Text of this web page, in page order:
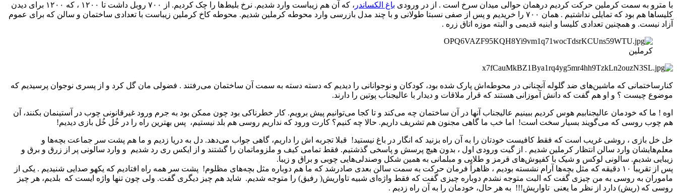
با مترو به سمت کرملین حرکت کردیم درهمان حوالی میدان سرخ است . از در ورودی باغ الکساندر
، که آن هم زیباست وارد شدیم. نرخ بلیط‌ها را چک کردیم. از ۷۰۰ روبل داشت تا ۱۲۰۰ ، که ۱۲۰۰ برای دیدن
کلیساها هم بود که تمایلی نداشتیم . همان ۷۰۰ را خریدیم و پس از صفی نسبتا طولانی و با چند مدل بازرسی وارد محوطه کرملین شدیم. محوطه کاخ کرملین زیباست با تعدادی ساختمان و سالن که برای عموم
آزاد نیست. و همچنین تعدادی کلیسا و ابنیه قدیمی و البته موزه اتاق زره .
کرملین
کنارساختمانی که ماشین‌های ضد گلوله آنچنانی در محوطه‌اش پارک شده بود، کودکان و نوجوانانی را دیدیم که دسته دسته به سمت آن ساختمان می‌رفتند . فضولی مان گل کرد و از پسری نوجوان پرسیدیم که
موضوع چیست ؟ و او هم گفت که دانش آموزانی هستند که قرار ملاقات و دیدار با عالیجناب پوتین را دارند.
اوه ! ما که خودمان عالیجنابیم هوس کردیم ببینیم عالیجناب آنها در آن ساختمان چه می‌کند و تا کجا می‌توانیم پیش برویم. کار خطرناکی بود چون ممکن بود به جرم ورود غیرقانونی چوب در آستینمان بکنند، آن
هم چوب روسی که می‌گویند بسیار سخت است! اما خب ما گاهی مجنون هم تشریف داریم. حالا چه کنیم؟ کارت ورود که نداریم روسی هم بلد نیستیم، پس بهترین راه را در خُل خُل بازی دیدیم!
خل خل بازی ، روشی غریب است که فقط کافیست خودتان را به آن راه بزنید که انگار در باغ نیستید! قبلا تجربه اش را داریم، گاهی جواب می‌دهد. دل به دریا زدیم و ما هم پشت سر جماعت بچه‌ها و
معلم‌هایشان وارد سالن انتظار کرملین شدیم . از گیت ورودی اول ، بدون هیچ پرسش و پاسخی گذشتیم. فقط تمامی کیف و ملزوماتمان را گشتند و از ایکس ری رد شدیم و وارد سالونی پر از زرق و برق و
زیبایی شدیم. سالونی لوکس و شیک با کفپوش‌های قرمز و طلایی و مبلمانی به همین شکل وصندلی‌هایی چوبی و براق و زیبا.
پس از تقریباً ۱۰ دقیقه که مثل بچه‌ها آرام نشسته بودیم ، ظاهراً فرمان حرکت به سمت سالن بعدی صادرشد که ما هم دوباره مثل بچه‌های مظلوم! پشت سر همه راه افتادیم که یکهو صدایی شنیدیم . یکی از
ماموران به روسی به من چیزی گفت که البت متوجه نشدم دوباره چیزی گفت که فقط واژه‌ای شبیه تاواریش( رفیق) را متوجه شدیم. شاید هم‌ چیز دیگری گفت. ولی چون تنها واژه ایست که بلدیم، هر چیز
روسی که (ریش) دارد از نظر ما یعنی تاواریش!!! به هر حال، خودمان را به آن راه زدیم .